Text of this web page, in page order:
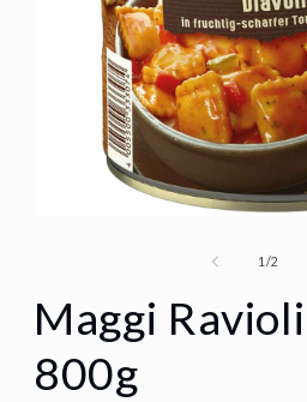
Modal
öffnen
1 /von
2
Maggi
800g